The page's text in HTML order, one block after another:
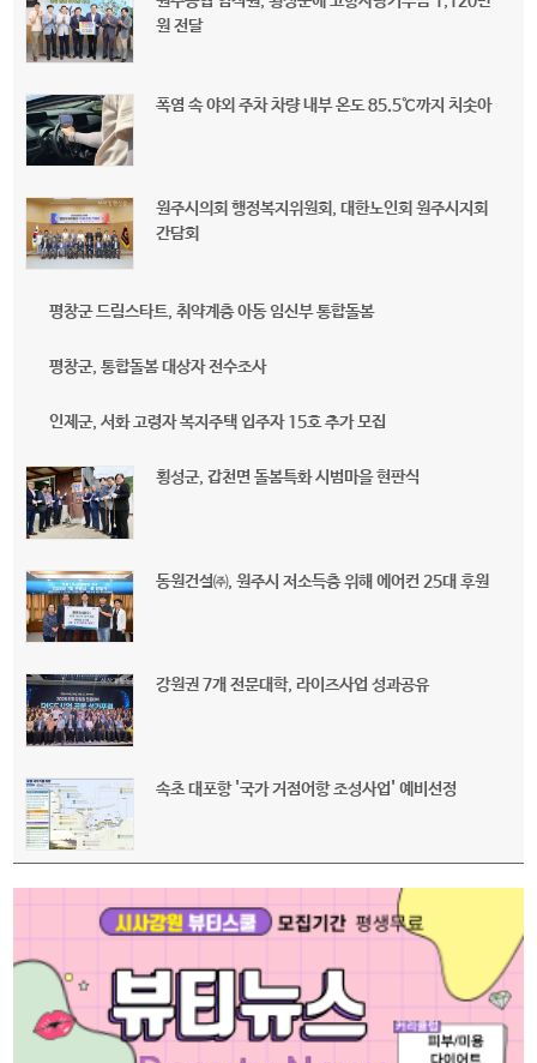
원 전달
폭염 속 야외 주차 차량 내부 온도 85.5℃까지 치솟아
원주시의회 행정복지위원회, 대한노인회 원주시지회
간담회
평창군 드림스타트, 취약계층 아동 임신부 통합돌봄
평창군, 통합돌봄 대상자 전수조사
인제군, 서화 고령자 복지주택 입주자 15호 추가 모집
횡성군, 갑천면 돌봄특화 시범마을 현판식
동원건설㈜, 원주시 저소득층 위해 에어컨 25대 후원
강원권 7개 전문대학, 라이즈사업 성과공유
속초 대포항 '국가 거점어항 조성사업' 예비선정